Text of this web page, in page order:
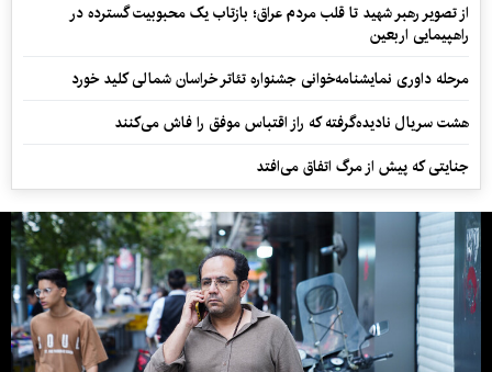
از تصویر رهبر شهید تا قلب مردم عراق؛ بازتاب یک محبوبیت گسترده در
راهپیمایی اربعین
مرحله داوری نمایشنامه‌خوانی جشنواره تئاتر خراسان شمالی کلید خورد
هشت سریال نادیده‌گرفته که راز اقتباس موفق را فاش می‌کنند
جنایتی که پیش از مرگ اتفاق می‌افتد